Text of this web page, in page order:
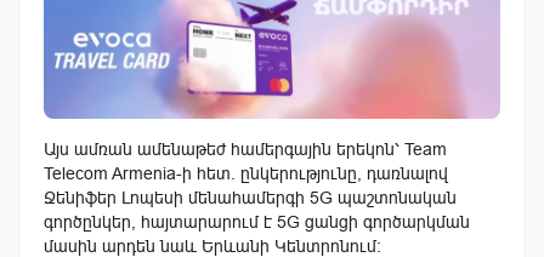
Այս ամռան ամենաթեժ համերգային երեկոն՝ Team
Telecom Armenia-ի հետ. ընկերությունը, դառնալով
Ջենիֆեր Լոպեսի մենահամերգի 5G պաշտոնական
գործընկեր, հայտարարում է 5G ցանցի գործարկման
մասին արդեն նաև Երևանի Կենտրոնում։